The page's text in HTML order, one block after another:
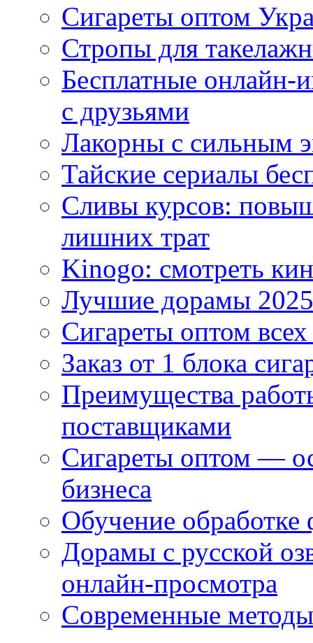
Сигареты оптом
Стропы для
Бесплатные
с друзьями
Лакорны с сильным
Тайские сериалы
Сливы курсов:
лишних трат
Kinogo: смотреть
Лучшие дорамы
Сигареты оптом
Заказ от 1 блока
Преимущества
поставщиками
Сигареты оптом —
бизнеса
Обучение
Дорамы с русской
онлайн-просмотра
Современные